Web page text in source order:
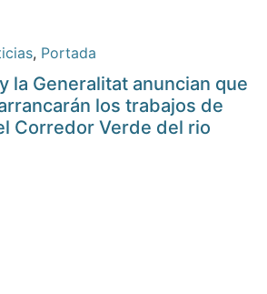
, Portada
la Generalitat anuncian que
los trabajos de
Corredor Verde del rio